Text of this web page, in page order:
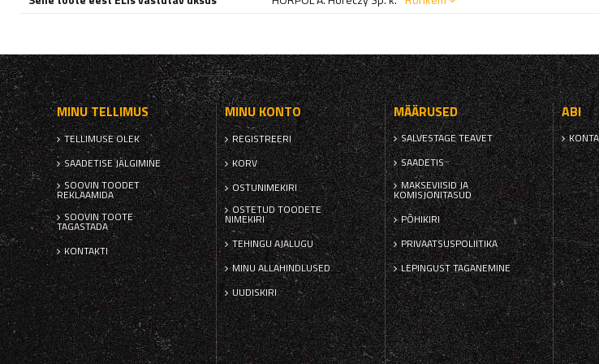
MINU TELLIMUS
TELLIMUSE OLEK
SAADETISE JÄLGIMINE
SOOVIN TOODET
REKLAAMIDA
SOOVIN TOOTE
TAGASTADA
KONTAKTI
MINU KONTO
REGISTREERI
KORV
OSTUNIMEKIRI
OSTETUD TOODETE
NIMEKIRI
TEHINGU AJALUGU
MINU ALLAHINDLUSED
UUDISKIRI
MÄÄRUSED
SALVESTAGE TEAVET
SAADETIS
MAKSEVIISID JA
KOMISJONITASUD
PÕHIKIRI
PRIVAATSUSPOLIITIKA
LEPINGUST TAGANEMINE
ABI